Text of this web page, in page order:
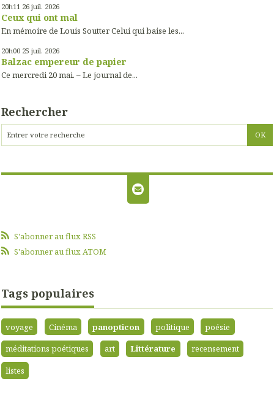
20h11 26 juil. 2026
Ceux qui ont mal
En mémoire de Louis Soutter Celui qui baise les...
20h00 25 juil. 2026
Balzac empereur de papier
Ce mercredi 20 mai. – Le journal de...
Rechercher
S'abonner au flux RSS
S'abonner au flux ATOM
Tags populaires
voyage Cinéma panopticon politique
poésie
méditations poétiques
art Littérature
recensement
listes